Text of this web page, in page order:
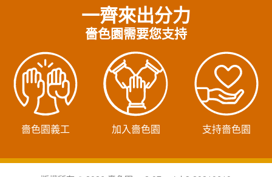
一齊來出分力
嗇色園需要您支持
嗇色園義工 加入嗇色園 支持嗇色園